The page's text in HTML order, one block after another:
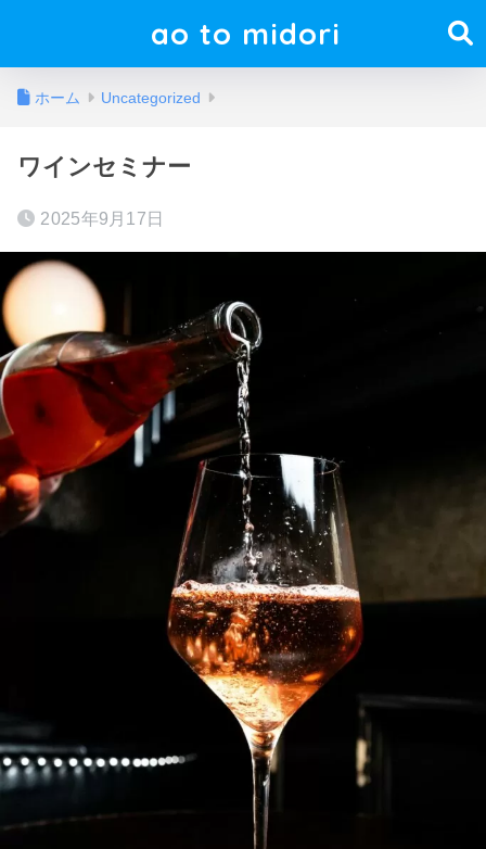
ao to midori
ホーム Uncategorized
ワインセミナー
2025年9月17日